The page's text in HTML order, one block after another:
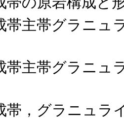
帯主帯グラニ
帯主帯グラニ
帯，グラニュラ